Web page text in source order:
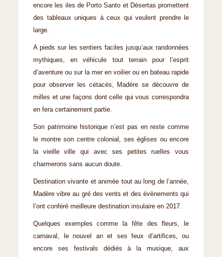
encore les iles de Porto Santo et Désertas promettent
des tableaux uniques à ceux qui veulent prendre le
large.
A pieds sur les sentiers faciles jusqu’aux randonnées
mythiques, en véhicule tout terrain pour l’esprit
d’aventure ou sur la mer en voilier ou en bateau rapide
pour observer les cétacés, Madère se découvre de
milles et une façons dont celle qui vous correspondra
en fera certainement partie.
Son patrimoine historique n’est pas en reste comme
le montre son centre colonial, ses églises ou encore
la vieille ville qui avec ses petites ruelles vous
charmerons sans aucun doute.
Destination vivante et animée tout au long de l’année,
Madère vibre au gré des vents et des évènements qui
l’ont conféré meilleure destination insulaire en 2017.
Quelques exemples comme la fête des fleurs, le
carnaval, le nouvel an et ses feux d’artifices, ou
encore ses festivals dédiés à la musique, aux